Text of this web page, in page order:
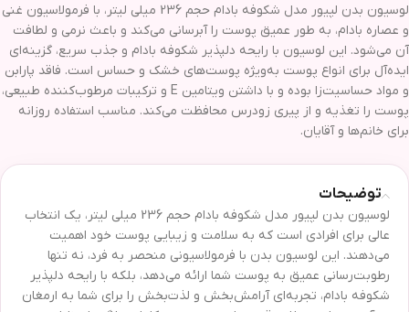
لوسیون بدن لپیور مدل شکوفه بادام حجم 236 میلی لیتر، با فرمولاسیون غنی
و عصاره بادام، به طور عمیق پوست را آبرسانی می‌کند و باعث نرمی و لطافت
آن می‌شود. این لوسیون با رایحه دلپذیر شکوفه بادام و جذب سریع، گزینه‌ای
ایده‌آل برای انواع پوست به‌ویژه پوست‌های خشک و حساس است. فاقد پارابن
و مواد حساسیت‌زا بوده و با داشتن ویتامین E و ترکیبات مرطوب‌کننده طبیعی،
پوست را تغذیه و از پیری زودرس محافظت می‌کند. مناسب استفاده روزانه
برای خانم‌ها و آقایان.
توضیحات
لوسیون بدن لپیور مدل شکوفه بادام حجم 236 میلی لیتر، یک انتخاب
عالی برای افرادی است که به سلامت و زیبایی پوست خود اهمیت
می‌دهند. این لوسیون بدن با فرمولاسیونی منحصر به فرد، نه تنها
رطوبت‌رسانی عمیق به پوست شما ارائه می‌دهد، بلکه با رایحه دلپذیر
شکوفه بادام، تجربه‌ای آرامش‌بخش و لذت‌بخش را برای شما به ارمغان